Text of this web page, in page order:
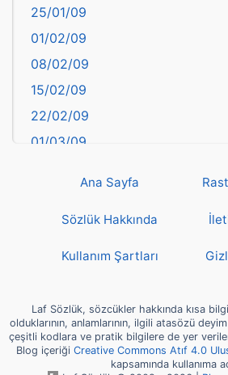
Bayburt
Bilecik
Bingöl
Bitlis
Bolu
Burdur
Çankırı
Çorum
deyim
Diyarbakır
Dünya Haritasında Türkiye
25/01/09
01/02/09
08/02/09
15/02/09
22/02/09
01/03/09
22/03/09
19/04/09
26/04/09
Ana Sayfa
Sözlük Hakkında
Kullanım Şartları
Laf Sözlük, sözcükler hakkında kısa
olduklarının, anlamlarının, ilgili atasözü
çeşitli kodlara ve pratik bilgilere de yer
Blog içeriği Creative Commons Atıf 4.0
kapsamında kullanıma